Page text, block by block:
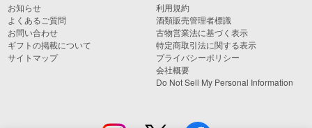
お知らせ
よくあるご質問
お問い合わせ
ギフトの掲載について
サイトマップ
利用規約
酒類販売管理者標識
古物営業法に基づく表示
特定商取引法に関する表示
プライバシーポリシー
会社概要
Do Not Sell My Personal Information